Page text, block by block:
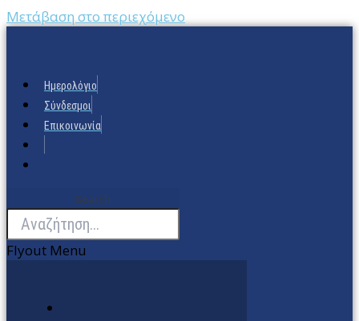
Μετάβαση στο περιεχόμενο
Ημερολόγιο
Σύνδεσμοι
Επικοινωνία
Search
Flyout Menu